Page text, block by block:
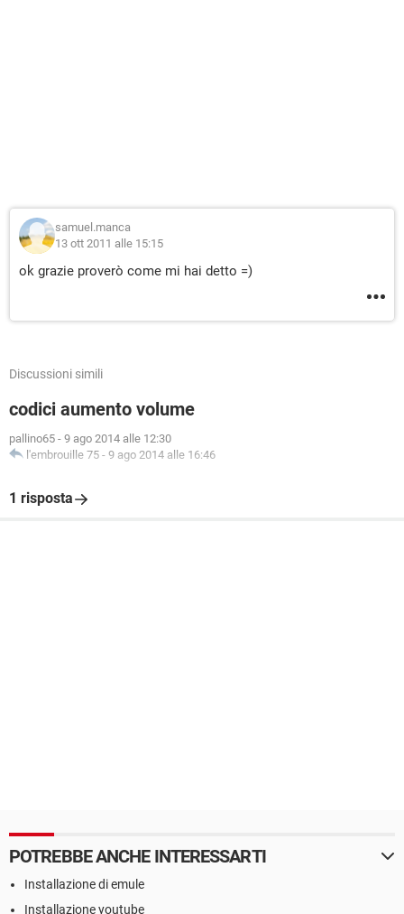
samuel.manca
13 ott 2011 alle 15:15
ok grazie proverò come mi hai detto =)
Discussioni simili
codici aumento volume
pallino65 - 9 ago 2014 alle 12:30
l'embrouille 75 - 9 ago 2014 alle 16:46
1 risposta
POTREBBE ANCHE INTERESSARTI
Installazione di emule
Installazione youtube